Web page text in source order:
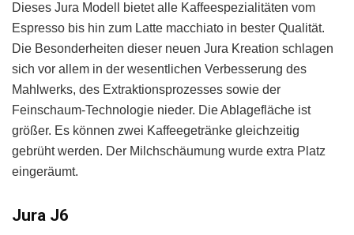
Dieses Jura Modell bietet alle Kaffeespezialitäten vom
Espresso bis hin zum Latte macchiato in bester Qualität.
Die Besonderheiten dieser neuen Jura Kreation schlagen
sich vor allem in der wesentlichen Verbesserung des
Mahlwerks, des Extraktionsprozesses sowie der
Feinschaum-Technologie nieder. Die Ablagefläche ist
größer. Es können zwei Kaffeegetränke gleichzeitig
gebrüht werden. Der Milchschäumung wurde extra Platz
eingeräumt.
Jura J6